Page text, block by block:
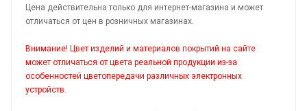
Цена действительна только для интернет-магазина и может
отличаться от цен в розничных магазинах.
Внимание! Цвет изделий и материалов покрытий на сайте
может отличаться от цвета реальной продукции из-за
особенностей цветопередачи различных электронных
устройств.